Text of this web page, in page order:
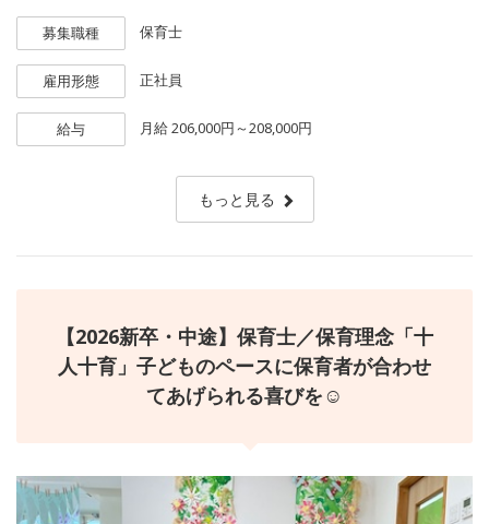
募集職種 保育士
雇用形態 正社員
給与 月給206,000円～208,000円
もっと見る
【2026新卒・中途】保育士／保育理念「十
人十育」子どものペースに保育者が合わせ
てあげられる喜びを☺